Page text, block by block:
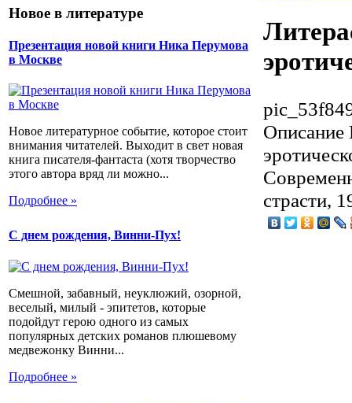
Новое в литературе
Презентация новой книги Ника Перумова
в Москве
Новое литературное событие, которое стоит
внимания читателей. Выходит в свет новая
книга писателя-фантаста (хотя творчество
этого автора вряд ли можно...
Подробнее »
С днем рождения, Винни-Пух!
Смешной, забавный, неуклюжий, озорной,
веселый, милый - эпитетов, которые
подойдут герою одного из самых
популярных детских романов плюшевому
медвежонку Винни...
Подробнее »
Описание
страсти,